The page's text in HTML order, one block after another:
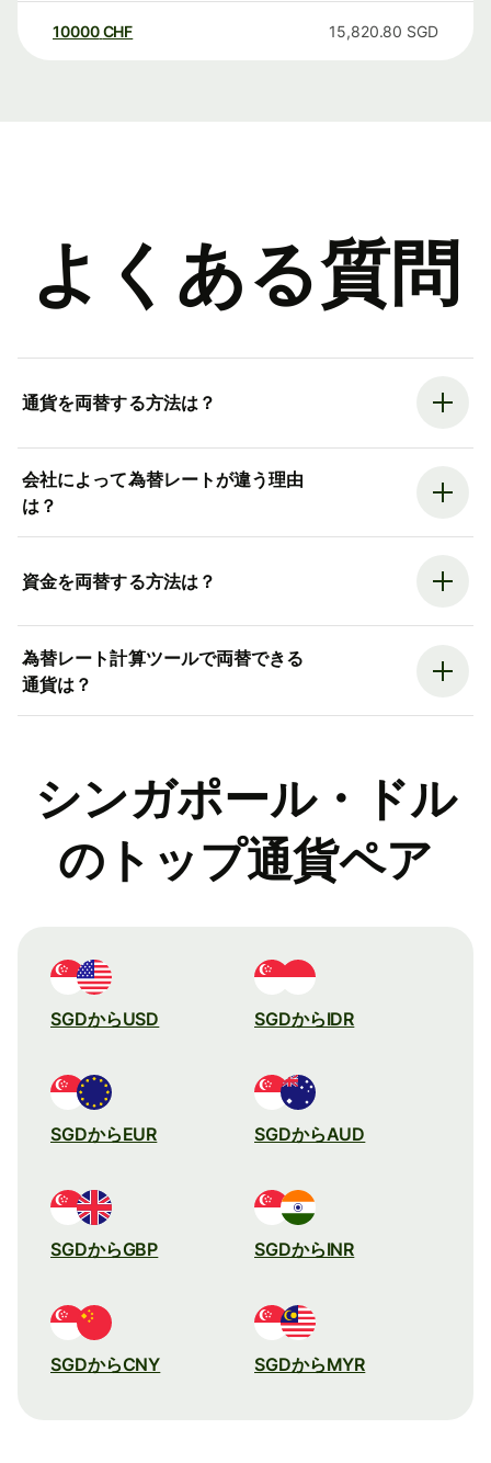
10000 CHF 15,820.80 SGD
よくある質問
通貨を両替する方法は？
会社によって為替レートが違う理由
は？
資金を両替する方法は？
為替レート計算ツールで両替できる
通貨は？
シンガポール・ドル
のトップ通貨ペア
SGDからUSD SGDからIDR
SGDからEUR SGDからAUD
SGDからGBP SGDからINR
SGDからCNY SGDからMYR